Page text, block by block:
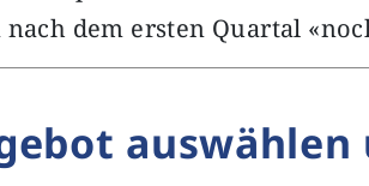
nach dem ersten Quartal